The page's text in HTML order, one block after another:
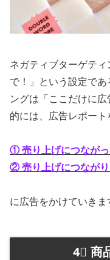
ネガティブターゲテ
で！」という設定で
ングは「ここだけに
的には、広告レポート
① 売り上げにつなが
② 売り上げにつなが
に広告をかけていきま
4⃣ 商